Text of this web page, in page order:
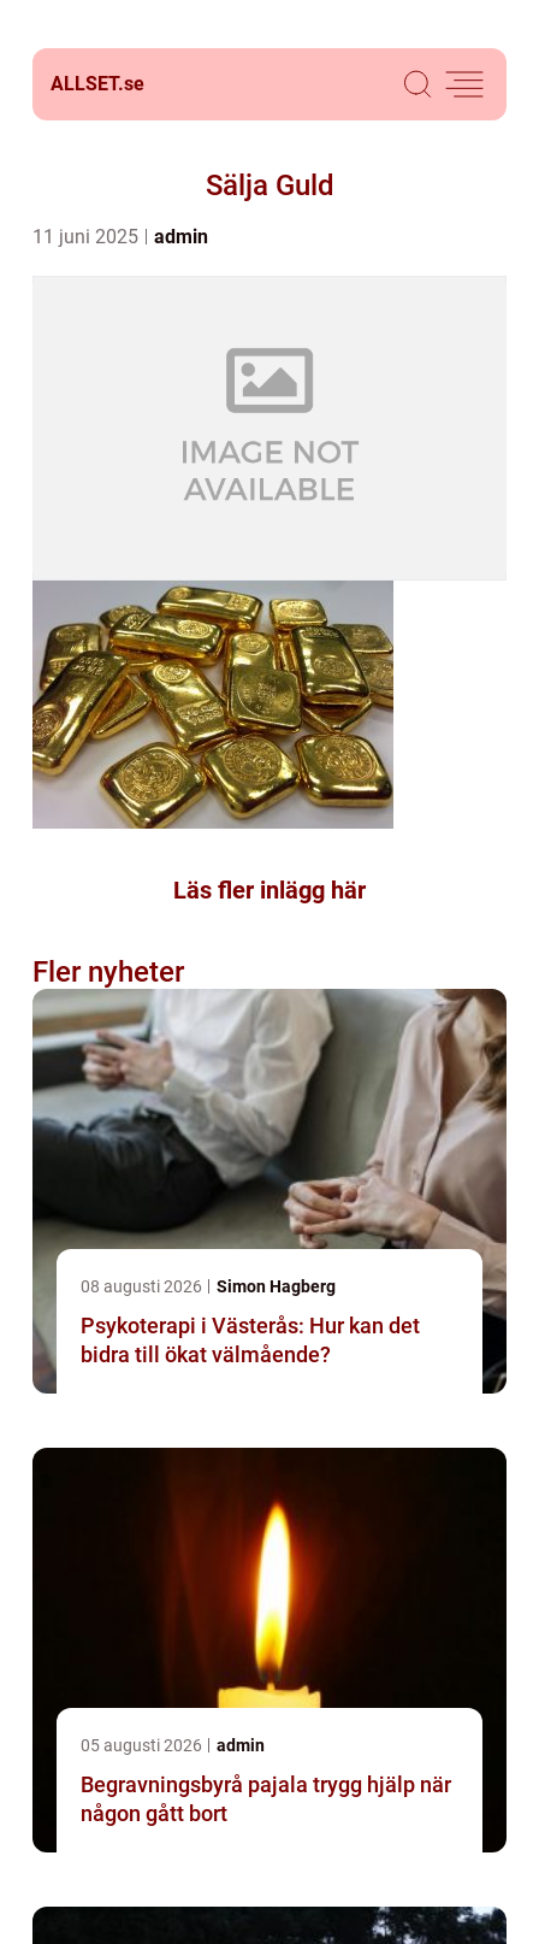
ALLSET.se
Sälja Guld
11 juni 2025 admin
Läs fler inlägg här
Fler nyheter
08 augusti 2026 Simon Hagberg
Psykoterapi i Västerås: Hur kan det
bidra till ökat välmående?
05 augusti 2026 admin
Begravningsbyrå pajala trygg hjälp när
någon gått bort